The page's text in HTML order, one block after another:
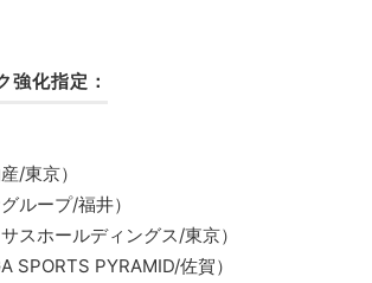
強化指定：
/東京）
ループ/福井）
スホールディングス/東京）
SPORTS PYRAMID/佐賀）